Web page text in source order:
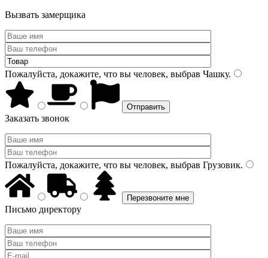
Вызвать замерщика
Пожалуйста, докажите, что вы человек, выбрав Чашку.
Заказать звонок
Пожалуйста, докажите, что вы человек, выбрав Грузовик.
Письмо директору